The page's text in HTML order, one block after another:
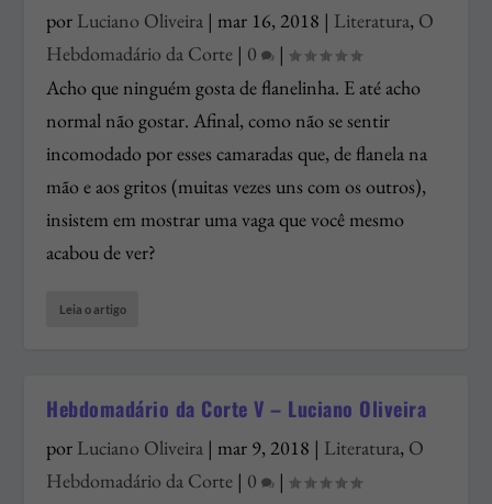
por Luciano Oliveira | mar 16, 2018 | Literatura, O
Hebdomadário da Corte | 0
|
Acho que ninguém gosta de flanelinha. E até acho
normal não gostar. Afinal, como não se sentir
incomodado por esses camaradas que, de flanela na
mão e aos gritos (muitas vezes uns com os outros),
insistem em mostrar uma vaga que você mesmo
acabou de ver?
Leia o artigo
Hebdomadário da Corte V – Luciano Oliveira
por Luciano Oliveira | mar 9, 2018 | Literatura, O
Hebdomadário da Corte | 0
|